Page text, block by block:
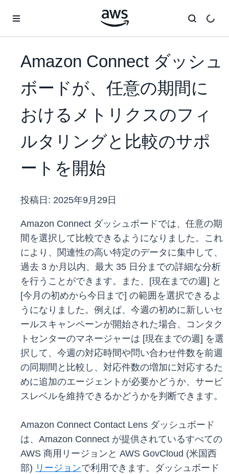
Amazon Connect ダッシュ
ボードが、任意の期間に
おけるメトリクスのフィ
ルタリングと比較のサポ
ートを開始
投稿日: 2025年9月29日
Amazon Connect ダッシュボードでは、任意の期
間を選択して比較できるようになりました。これ
により、関連性の高い特定のデータに集中して、
過去 3 か月以内、最大 35 日分までの詳細な分析
を行うことができます。また、[現在までの週] と
[今月の初めから今日まで] の範囲を選択できるよ
うになりました。例えば、今週の初めに新しいセ
ールスキャンペーンが開始された場合、コンタク
トセンターのマネージャーは [現在までの週] を選
択して、今週の対応時間や問い合わせ件数を前週
の同期間と比較し、対応件数の増加に対応するた
めに追加のエージェントが必要かどうか、サービ
スレベルを維持できるかどうかを判断できます。
Amazon Connect Contact Lens ダッシュボード
は、Amazon Connect が提供されているすべての
AWS 商用リージョンと AWS GovCloud (米国西
部) リージョンで利用できます。ダッシュボード